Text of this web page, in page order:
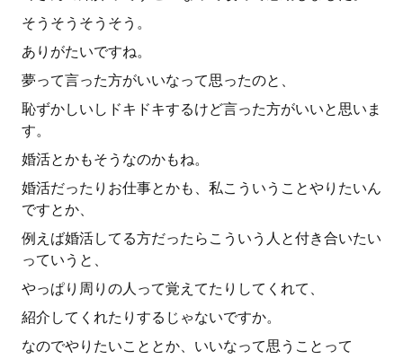
そうそうそうそう。
ありがたいですね。
夢って言った方がいいなって思ったのと、
恥ずかしいしドキドキするけど言った方がいいと思いま
す。
婚活とかもそうなのかもね。
婚活だったりお仕事とかも、私こういうことやりたいん
ですとか、
例えば婚活してる方だったらこういう人と付き合いたい
っていうと、
やっぱり周りの人って覚えてたりしてくれて、
紹介してくれたりするじゃないですか。
なのでやりたいこととか、いいなって思うことって